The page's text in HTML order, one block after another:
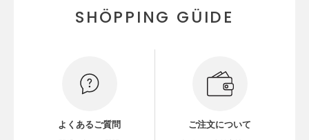
SHÖPPING GÜIDE
よくあるご質問 ご注文について